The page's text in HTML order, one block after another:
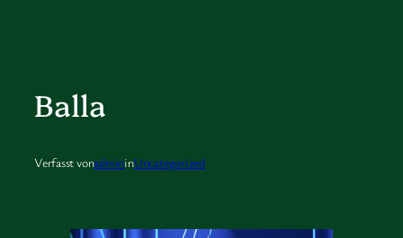
Balla
Verfasst vonadmininUncategorized